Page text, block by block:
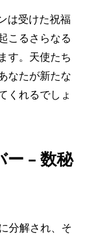
は受けた祝福
こるさらなる
す。天使たち
なたが新たな
くれるでしょ
– 数秘
分解され、そ